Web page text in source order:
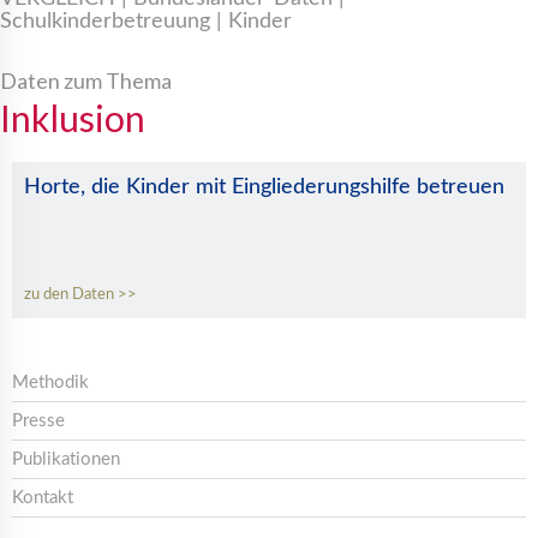
Schulkinderbetreuung | Kinder
Daten zum Thema
Inklusion
Horte, die Kinder mit Eingliederungshilfe betreuen
zu den Daten
Methodik
Presse
Publikationen
Kontakt